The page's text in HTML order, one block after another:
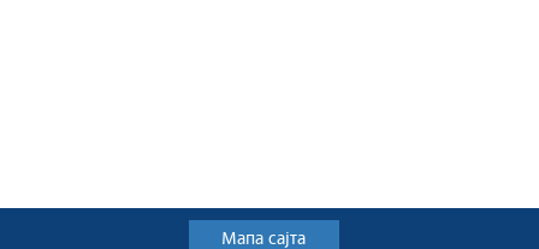
Мапа сајта